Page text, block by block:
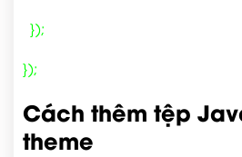
});
});
Cách thêm tệp
theme